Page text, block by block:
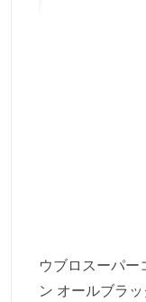
ウブロスーパ
ン オールブラ